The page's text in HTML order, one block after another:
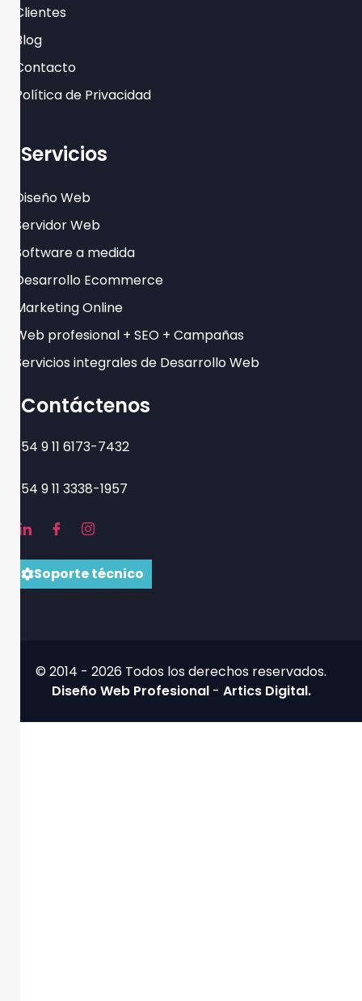
Clientes
Blog
Contacto
Política de Privacidad
Servicios
Diseño Web
Servidor Web
Software a medida
Desarrollo Ecommerce
Marketing Online
Web profesional + SEO + Campañas
Servicios integrales de Desarrollo Web
Contáctenos
+54 9 11 6173-7432
+54 9 11 3338-1957
Soporte técnico
© 2014 - 2026 Todos los derechos reservados.
Diseño Web Profesional - Artics Digital.